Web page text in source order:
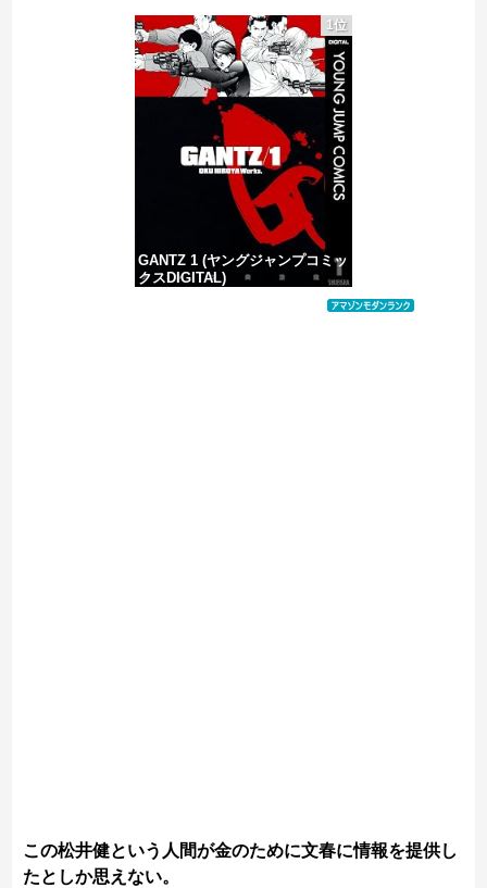
マスゴミ「韓国大統領の公用車は6000万円で安全装備！」「高市の公用車は3000万円で贅沢！」
避難所に土足でズカズカと入ってきて勝手に動画や写真を撮影したメディア取材陣、挙句の果てに要求してきたのは……
被災者で湧き水が有難い「土葬は絶対にダメだ】
1位
GANTZ 1 (ヤングジャンプコミッ
クスDIGITAL)
価格：¥617
この松井健という人間が金のために文春に情報を提供し
たとしか思えない。